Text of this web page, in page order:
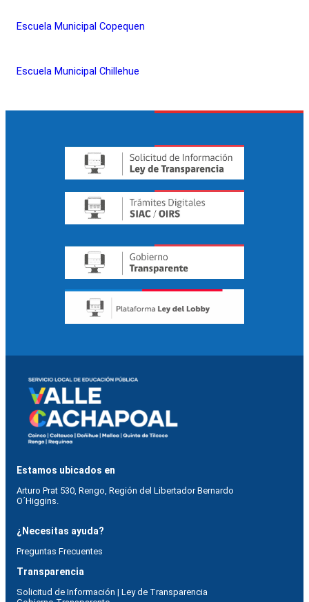
Escuela Municipal Copequen
Escuela Municipal Chillehue
Estamos ubicados en
Arturo Prat 530, Rengo, Región del Libertador Bernardo
O´Higgins.
¿Necesitas ayuda?
Preguntas Frecuentes
Transparencia
Solicitud de Información | Ley de Transparencia